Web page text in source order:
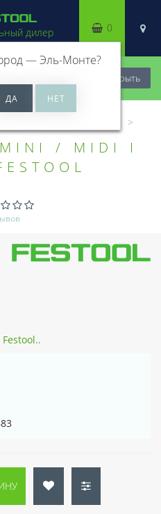
Закрыть
дилер
—Эль-Монте?
0
/ MIDI I